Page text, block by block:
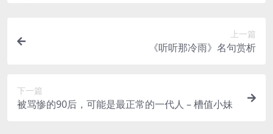
上一篇
《听听那冷雨》名句赏析
下一篇
被骂惨的90后，可能是最正常的一代人 – 槽值小妹